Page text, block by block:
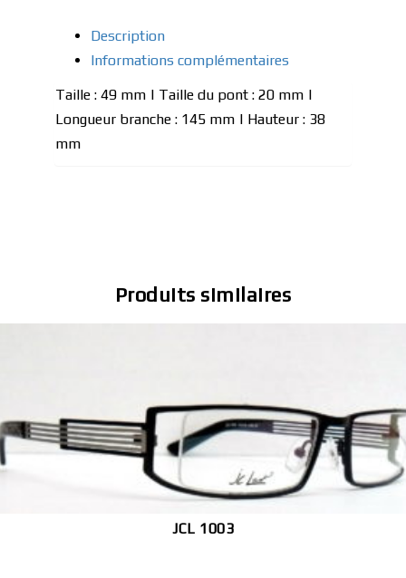
Description
Informations complémentaires
Taille : 49 mm | Taille du pont : 20 mm |
Longueur branche : 145 mm | Hauteur : 38
mm
Produits similaires
JCL 1003